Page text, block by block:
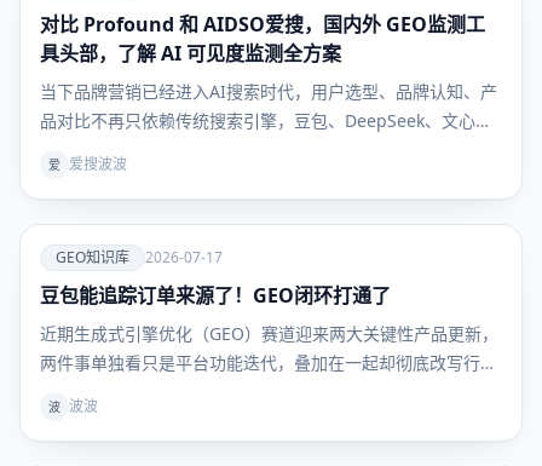
GEO知识
库
对比 Profound 和 AIDSO爱搜，国内外 GEO监测工
具头部，了解 AI 可见度监测全方案
当下品牌营销已经进入AI搜索时代，用户选型、品牌认知、产
品对比不再只依赖传统搜索引擎，豆包、DeepSeek、文心一
GEO（生成式引擎优化）彻底解决“如何让AI主动推荐自家品
爱 爱搜波波
爱
GEO知识
库
GEO知识库 2026-07-17
豆包能追踪订单来源了！GEO闭环打通了
近期生成式引擎优化（GEO）赛道迎来两大关键性产品更新，
两件事单独看只是平台功能迭代，叠加在一起却彻底改写行业
AIDSO同步开放多AI平台商品卡数据监测。二者一前一后补齐
波 波波